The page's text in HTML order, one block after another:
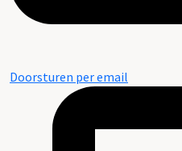
Doorsturen per email